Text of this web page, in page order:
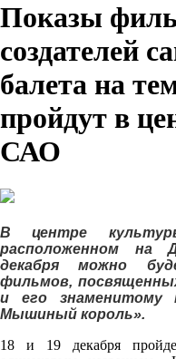
Показы
создателей
балета на
пройдут в
САО
В центре
расположенном на
декабря можно
фильмов,
и его знаменитому
Мышиный король».
18 и 19 декабря